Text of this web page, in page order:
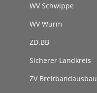
WV Schwippe
WV Würm
ZD.BB
Sicherer Landkreis
ZV Breitbandausbau